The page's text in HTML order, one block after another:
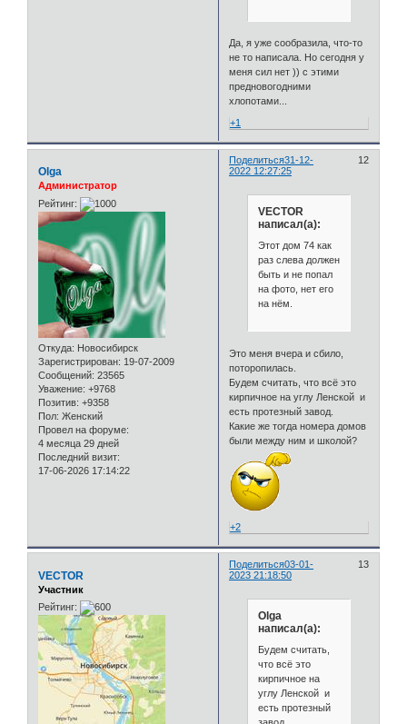
Да, я уже сообразила, что-то
не то написала. Но сегодня у
меня сил нет )) с этими
предновогодними
хлопотами...
+1
Поделиться 12
31-12-
2022 12:27:25
Olga
Администратор
Рейтинг:
Откуда: Новосибирск
Зарегистрирован: 19-07-2009
Сообщений: 23565
Уважение: +9768
Позитив: +9358
Пол: Женский
Провел на форуме:
4 месяца 29 дней
Последний визит:
17-06-2026 17:14:22
VECTOR
написал(а):
Этот дом 74 как
раз слева должен
быть и не попал
на фото, нет его
на нём.
Это меня вчера и сбило,
поторопилась.
Будем считать, что всё это
кирпичное на углу Ленской и
есть протезный завод.
Какие же тогда номера домов
были между ним и школой?
+2
Поделиться 13
03-01-
2023 21:18:50
VECTOR
Участник
Рейтинг:
Olga
написал(а):
Будем считать,
что всё это
кирпичное на
углу Ленской и
есть протезный